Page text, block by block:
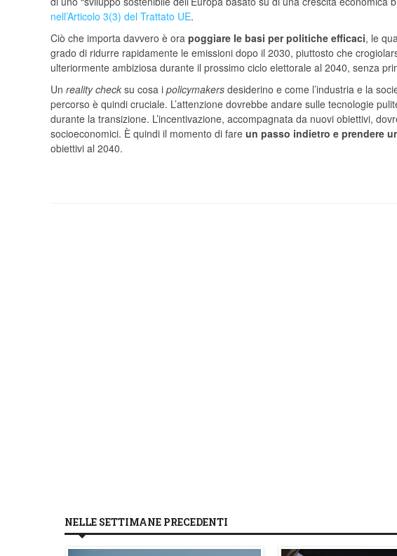
nell’Articolo 3(3) del Trattato UE.
Ciò che importa davvero è ora poggiare le basi per politiche efficaci, le
grado di ridurre rapidamente le emissioni dopo il 2030, piuttosto che
ulteriormente ambiziosa durante il prossimo ciclo elettorale al 2040, senza
Un reality check su cosa i policymakers desiderino e come l’industria e la
percorso è quindi cruciale. L’attenzione dovrebbe andare sulle tecnologie
durante la transizione. L’incentivazione, accompagnata da nuovi obiettivi,
socioeconomici. È quindi il momento di fare un passo indietro e prendere
obiettivi al 2040.
NELLE SETTIMANE PRECEDENTI